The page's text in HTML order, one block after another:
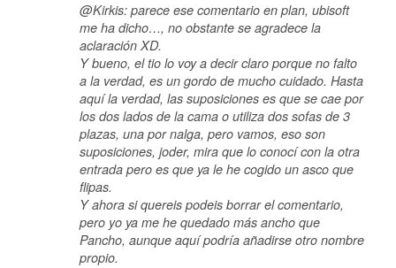
@Kirkis: parece ese comentario en plan, ubisoft
me ha dicho…, no obstante se agradece la
aclaración XD.
Y bueno, el tio lo voy a decir claro porque no falto
a la verdad, es un gordo de mucho cuidado. Hasta
aquí la verdad, las suposiciones es que se cae por
los dos lados de la cama o utiliza dos sofas de 3
plazas, una por nalga, pero vamos, eso son
suposiciones, joder, mira que lo conocí con la otra
entrada pero es que ya le he cogido un asco que
flipas.
Y ahora si quereis podeis borrar el comentario,
pero yo ya me he quedado más ancho que
Pancho, aunque aquí podría añadirse otro nombre
propio.